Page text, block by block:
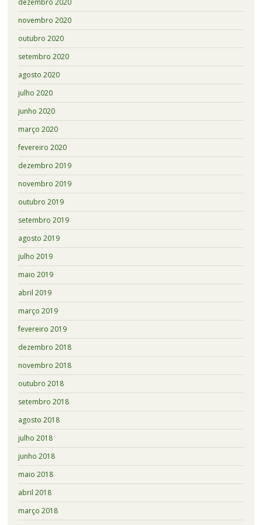
dezembro 2020
novembro 2020
outubro 2020
setembro 2020
agosto 2020
julho 2020
junho 2020
março 2020
fevereiro 2020
dezembro 2019
novembro 2019
outubro 2019
setembro 2019
agosto 2019
julho 2019
maio 2019
abril 2019
março 2019
fevereiro 2019
dezembro 2018
novembro 2018
outubro 2018
setembro 2018
agosto 2018
julho 2018
junho 2018
maio 2018
abril 2018
março 2018